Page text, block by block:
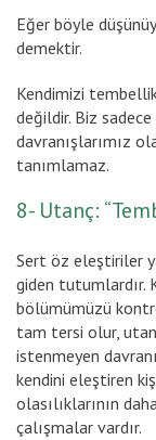
Eğer böyle
demektir.
Kendimizi
değildir. Biz
davranışlarımız
tanımlamaz.
8- Utanç:
Sert öz eleştiriler
giden tutumlardır.
bölümümüzü
tam tersi olur,
istenmeyen
kendini eleştiren
olasılıklarının
çalışmalar vardır.